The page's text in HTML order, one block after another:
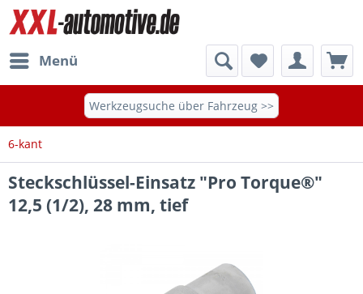
Menü
Werkzeugsuche über Fahrzeug >>
6-kant
Steckschlüssel-Einsatz "Pro Torque®"
12,5 (1/2), 28 mm, tief